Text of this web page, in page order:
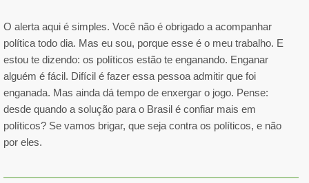
O alerta aqui é simples. Você não é obrigado a acompanhar
política todo dia. Mas eu sou, porque esse é o meu trabalho. E
estou te dizendo: os políticos estão te enganando. Enganar
alguém é fácil. Difícil é fazer essa pessoa admitir que foi
enganada. Mas ainda dá tempo de enxergar o jogo. Pense:
desde quando a solução para o Brasil é confiar mais em
políticos? Se vamos brigar, que seja contra os políticos, e não
por eles.